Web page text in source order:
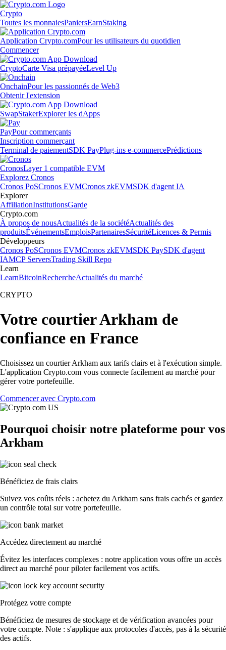
Crypto
Toutes les monnaiesPaniersEarnStaking
Application Crypto.comPour les utilisateurs du quotidien
Commencer
CryptoCarte Visa prépayéeLevel Up
OnchainPour les passionnés de Web3
Obtenir l'extension
SwapStakerExplorer les dApps
PayPour commerçants
Inscription commerçant
Terminal de paiementSDK PayPlug-ins e-commercePrédictions
CronosLayer 1 compatible EVM
Explorez Cronos
Cronos PoSCronos EVMCronos zkEVMSDK d'agent IA
Explorer
AffiliationInstitutionsGarde
Crypto.com
À propos de nousActualités de la sociétéActualités des
produitsÉvénementsEmploisPartenairesSécuritéLicences & Permis
Développeurs
Cronos PoSCronos EVMCronos zkEVMSDK PaySDK d'agent
IAMCP ServersTrading Skill Repo
Learn
LearnBitcoinRechercheActualités du marché
CRYPTO
Votre courtier Arkham de
confiance en France
Choisissez un courtier Arkham aux tarifs clairs et à l'exécution simple.
L'application Crypto.com vous connecte facilement au marché pour
gérer votre portefeuille.
Commencer avec Crypto.com
Pourquoi choisir notre plateforme pour vos
Arkham
Bénéficiez de frais clairs
Suivez vos coûts réels : achetez du Arkham sans frais cachés et gardez
un contrôle total sur votre portefeuille.
Accédez directement au marché
Évitez les interfaces complexes : notre application vous offre un accès
direct au marché pour piloter facilement vos actifs.
Protégez votre compte
Bénéficiez de mesures de stockage et de vérification avancées pour
votre compte. Note : s'applique aux protocoles d'accès, pas à la sécurité
des actifs.